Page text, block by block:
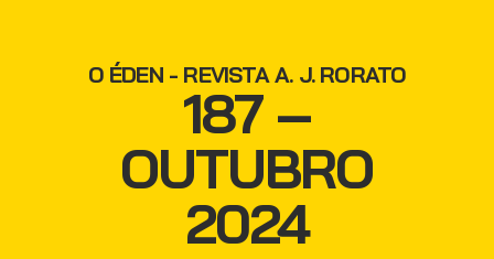
O ÉDEN - REVISTA A. J. RORATO
187 –
OUTUBRO
2024